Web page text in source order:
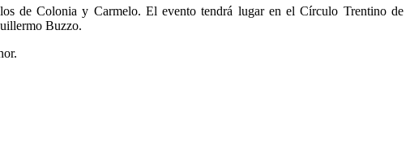
de Colonia y Carmelo. El evento tendrá lugar en el Círculo Trentino de
Buzzo.